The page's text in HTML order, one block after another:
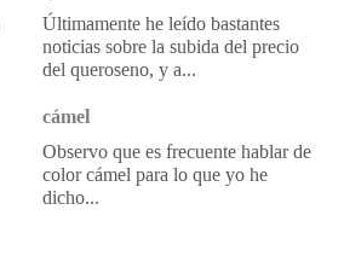
Últimamente he leído bastantes
noticias sobre la subida del precio
del queroseno, y a...
cámel
Observo que es frecuente hablar de
color cámel para lo que yo he
dicho...